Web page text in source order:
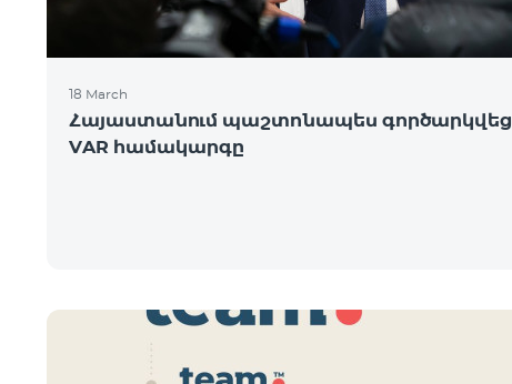
18 March
Հայաստանում պաշտոնապես գործարկվեց
VAR համակարգը